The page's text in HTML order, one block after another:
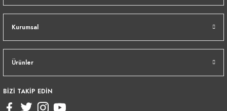
Kurumsal
Ürünler
BİZİ TAKİP EDİN